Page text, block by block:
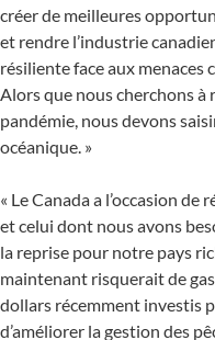
créer de meilleures
et rendre l’industrie
résiliente face aux menaces
Alors que nous cherchons
pandémie, nous devons
océanique. »
« Le Canada a l’occasion
et celui dont nous avons
la reprise pour notre pays
maintenant risquerait de
dollars récemment investis
d’améliorer la gestion des